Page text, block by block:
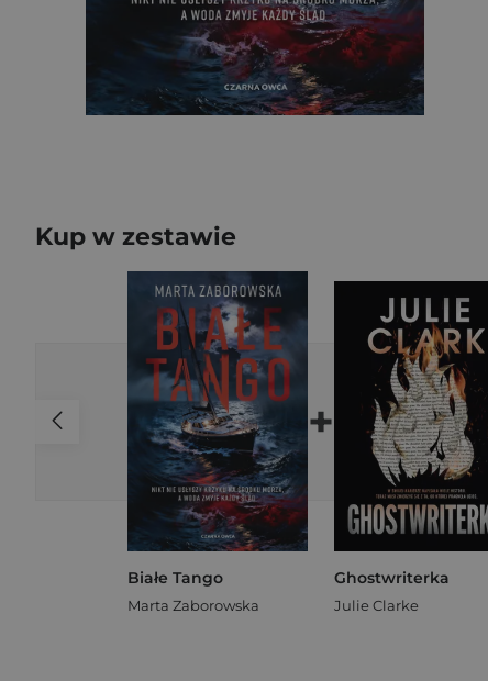
Kup w zestawie
Białe Tango
Marta Zaborowska
+
Ghostwriterka
Julie Clarke